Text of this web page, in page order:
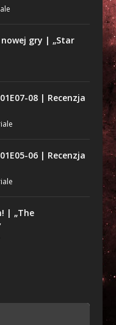
gry | „Star
08 | Recenzja
06 | Recenzja
| „The